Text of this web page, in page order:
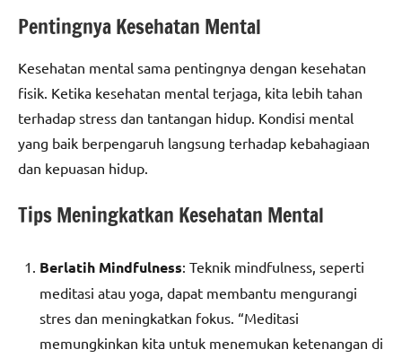
Pentingnya Kesehatan Mental
Kesehatan mental sama pentingnya dengan kesehatan
fisik. Ketika kesehatan mental terjaga, kita lebih tahan
terhadap stress dan tantangan hidup. Kondisi mental
yang baik berpengaruh langsung terhadap kebahagiaan
dan kepuasan hidup.
Tips Meningkatkan Kesehatan Mental
Berlatih Mindfulness: Teknik mindfulness, seperti
meditasi atau yoga, dapat membantu mengurangi
stres dan meningkatkan fokus. “Meditasi
memungkinkan kita untuk menemukan ketenangan di